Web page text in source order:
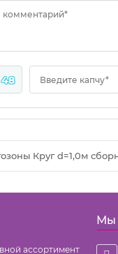
комментарий*
48 Введите капчу*
Круг d=1,0м
ассортимент
Мы